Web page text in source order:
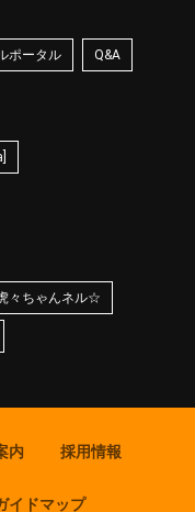
ポータル Q&A
々ちゃんネル☆
内 採用情報
イドマップ